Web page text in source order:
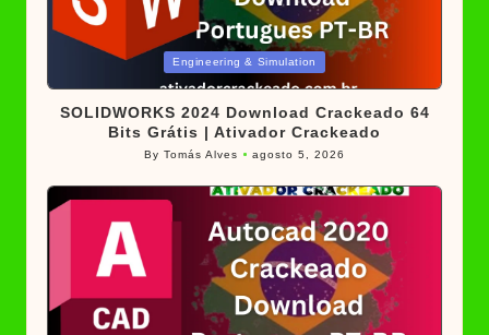
Engineering & Simulation
SOLIDWORKS 2024 Download Crackeado 64
Bits Grátis | Ativador Crackeado
Posted
ByTomás Alves agosto 5, 2026